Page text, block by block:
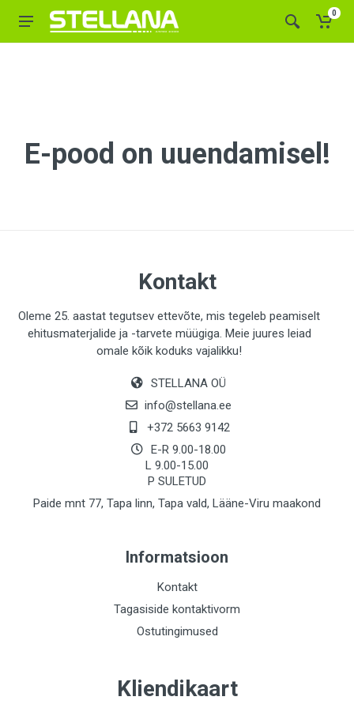
0
E-pood on uuendamisel!
Kontakt
Oleme 25. aastat tegutsev ettevõte, mis tegeleb peamiselt
ehitusmaterjalide ja -tarvete müügiga. Meie juures leiad
omale kõik koduks vajalikku!
STELLANA OÜ
info@stellana.ee
+372 5663 9142
E-R 9.00-18.00
L 9.00-15.00
P SULETUD
Paide mnt 77, Tapa linn, Tapa vald, Lääne-Viru maakond
Informatsioon
Kontakt
Tagasiside kontaktivorm
Ostutingimused
Kliendikaart